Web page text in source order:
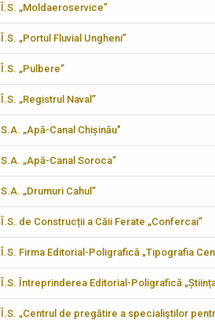
Î.S. „Moldaeroservice”
Î.S. „Portul Fluvial Ungheni”
Î.S. „Pulbere”
Î.S. „Registrul Naval”
S.A. „Apă-Canal Chișinău"
S.A. „Apă-Canal Soroca”
S.A. „Drumuri Cahul”
Î.S. de Construcții a Căii Ferate „Confercai”
Î.S. Firma Editorial-Poligrafică „Tipografia
Î.S. Întreprinderea Editorial-Poligrafică
Î.S. „Centrul de pregătire a specialiştilor